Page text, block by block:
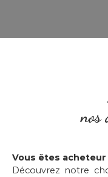
nos
Vous êtes acheteur
Découvrez notre